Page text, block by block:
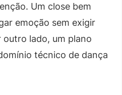
Um close bem
emoção sem exigir
lado, um plano
técnico de dança